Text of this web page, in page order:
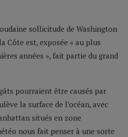
sollicitude de Washington
Côte est, exposée « au plus
années », fait partie du grand
pourraient être causés par
la surface de l’océan, avec
situés en zone
nous fait penser à une sorte